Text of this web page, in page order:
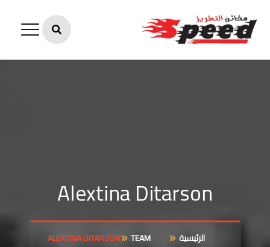
Alextina Ditarson
الرئيسية TEAM
ALEXTINA DITARSON